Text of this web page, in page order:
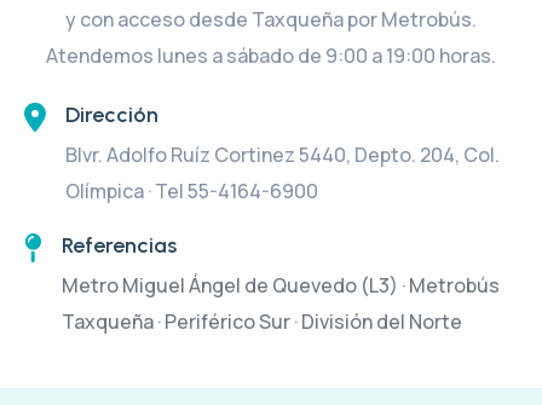
y con acceso desde Taxqueña por Metrobús.
Atendemos lunes a sábado de 9:00 a 19:00 horas.
Dirección
Blvr. Adolfo Ruíz Cortinez 5440, Depto. 204, Col.
Olímpica · Tel 55-4164-6900
Referencias
Metro Miguel Ángel de Quevedo (L3) · Metrobús
Taxqueña · Periférico Sur · División del Norte